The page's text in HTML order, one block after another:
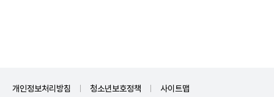
개인정보처리방침 청소년보호정책 사이트맵